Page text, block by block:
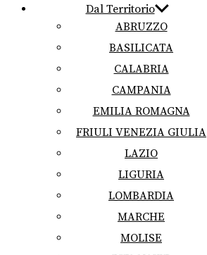
Dal Territorio
ABRUZZO
BASILICATA
CALABRIA
CAMPANIA
EMILIA ROMAGNA
FRIULI VENEZIA GIULIA
LAZIO
LIGURIA
LOMBARDIA
MARCHE
MOLISE